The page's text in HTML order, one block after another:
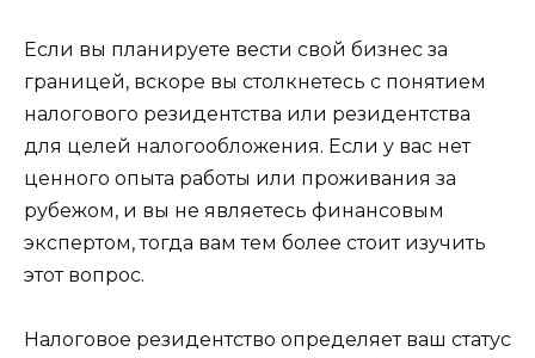
Если вы планируете вести свой бизнес за
границей, вскоре вы столкнетесь с понятием
налогового резидентства или резидентства
для целей налогообложения. Если у вас нет
ценного опыта работы или проживания за
рубежом, и вы не являетесь финансовым
экспертом, тогда вам тем более стоит изучить
этот вопрос.
Налоговое резидентство определяет ваш статус